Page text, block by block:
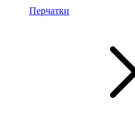
Перчатки